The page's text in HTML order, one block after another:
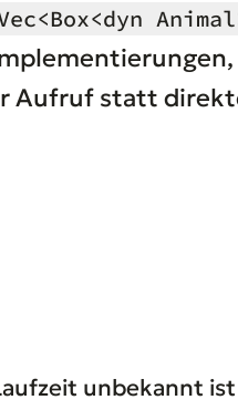
Aufruf statt
unbekannt